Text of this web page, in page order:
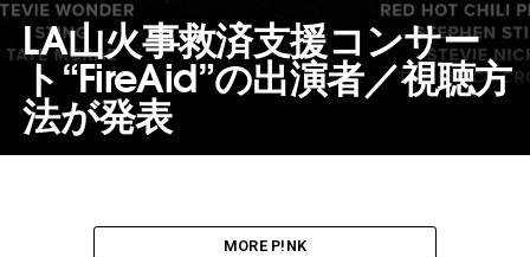
LA山火事救済支援コンサー
ト“FireAid”の出演者／視聴方
法が発表
MORE P!NK